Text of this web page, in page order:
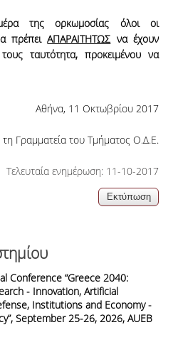
της ορκωμοσίας όλοι οι
πρέπειΑΠΑΡΑΙΤΗΤΩΣ να έχουν
ταυτότητα, προκειμένου να
Αθήνα, 11 Οκτωβρίου 2017
Γραμματεία του Τμήματος Ο.Δ.Ε.
Τελευταία ενημέρωση: 11-10-2017
Conference “Greece 2040:
- Innovation, Artificial
Institutions and Economy -
September 25-26, 2026, AUEB